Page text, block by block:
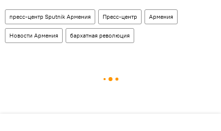
пресс-центр Sputnik Армения Пресс-центр Армения
Новости Армения бархатная революция